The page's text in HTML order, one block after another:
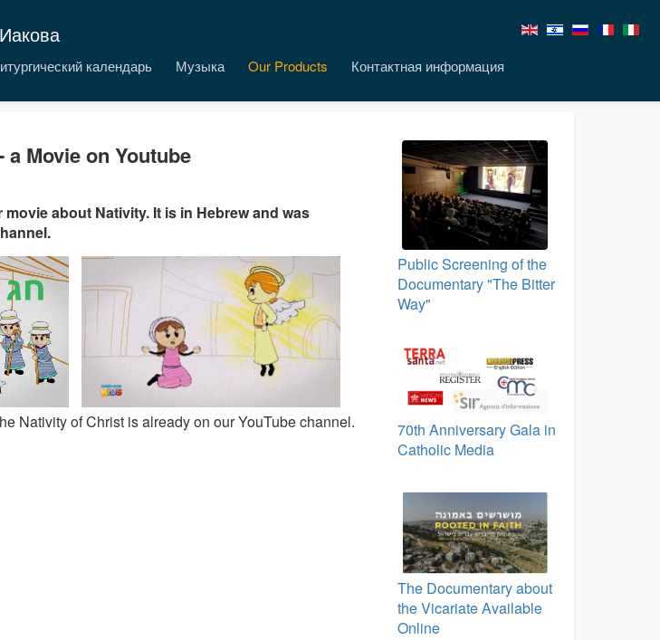
календарь Музыка Our Products Контактная информация
Movie on Youtube
about Nativity. It is in Hebrew and was
Nativity of Christ is already on our YouTube channel.
Public Screening of the
Documentary "The Bitter
Way"
70th Anniversary Gala in
Catholic Media
The Documentary about
the Vicariate Available
Online